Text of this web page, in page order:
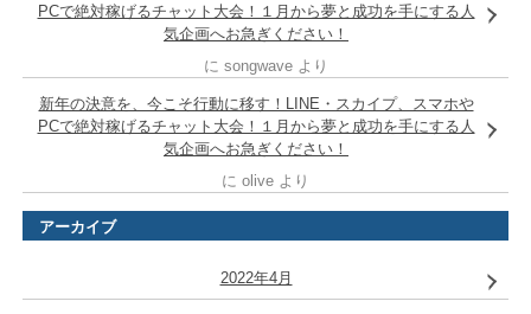
PCで絶対稼げるチャット大会！１月から夢と成功を手にする人
気企画へお急ぎください！
に songwaveより
新年の決意を、今こそ行動に移す！LINE・スカイプ、スマホや
PCで絶対稼げるチャット大会！１月から夢と成功を手にする人
気企画へお急ぎください！
に olive より
アーカイブ
2022年4月